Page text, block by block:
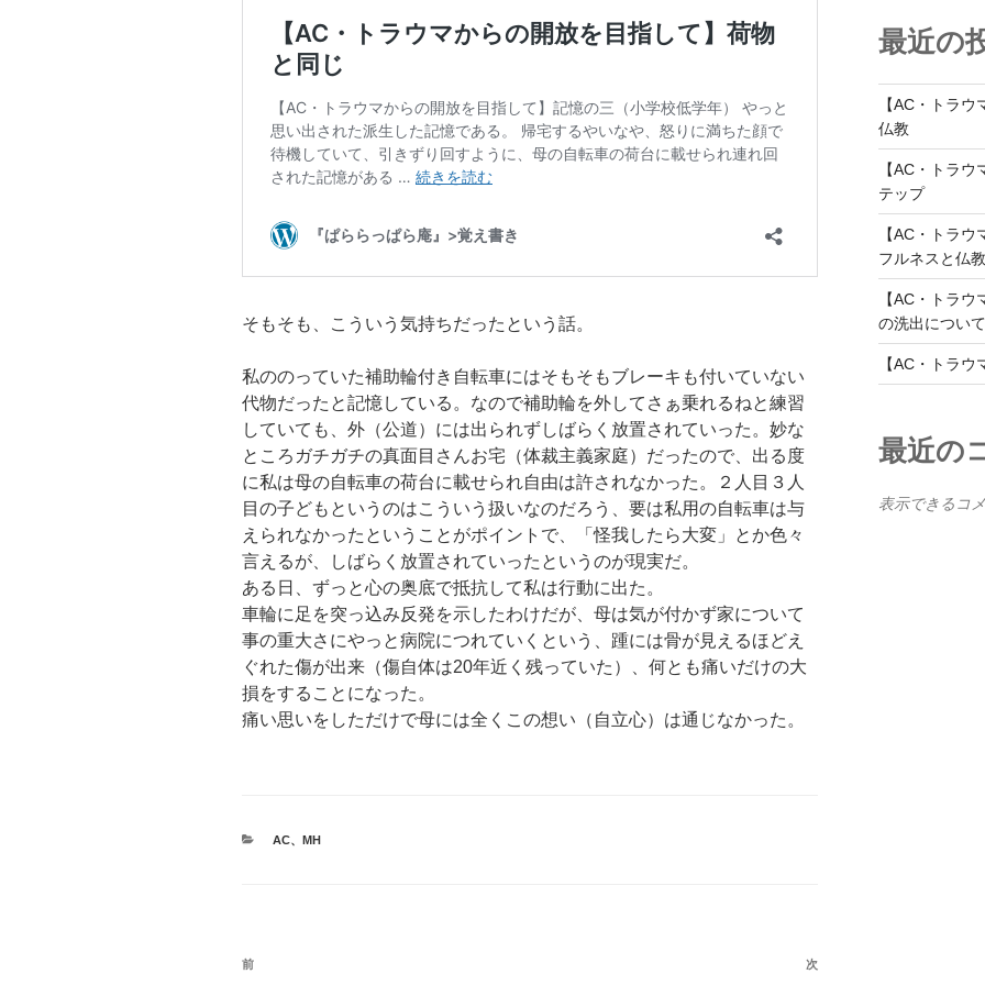
そもそも、こういう気持ちだったという話。
私ののっていた補助輪付き自転車にはそもそもブレーキも付いていない
代物だったと記憶している。なので補助輪を外してさぁ乗れるねと練習
していても、外（公道）には出られずしばらく放置されていった。妙な
ところガチガチの真面目さんお宅（体裁主義家庭）だったので、出る度
に私は母の自転車の荷台に載せられ自由は許されなかった。２人目３人
目の子どもというのはこういう扱いなのだろう、要は私用の自転車は与
えられなかったということがポイントで、「怪我したら大変」とか色々
言えるが、しばらく放置されていったというのが現実だ。
ある日、ずっと心の奥底で抵抗して私は行動に出た。
車輪に足を突っ込み反発を示したわけだが、母は気が付かず家について
事の重大さにやっと病院につれていくという、踵には骨が見えるほどえ
ぐれた傷が出来（傷自体は20年近く残っていた）、何とも痛いだけの大
損をすることになった。
痛い思いをしただけで母には全くこの想い（自立心）は通じなかった。
カ
AC、 MH
投
前
前
次
次
最近の
【AC・トラ
仏教
【AC・トラ
テップ
【AC・トラ
フルネスと仏教
【AC・トラ
の洗出について
【AC・トラ
最近の
表示できるコ